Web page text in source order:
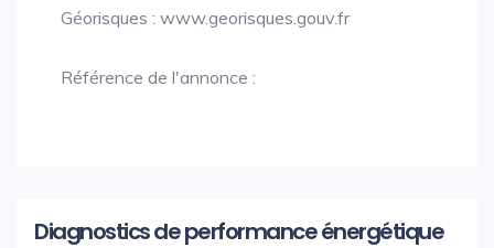
Géorisques : www.georisques.gouv.fr
Référence de l'annonce :
Diagnostics de performance énergétique